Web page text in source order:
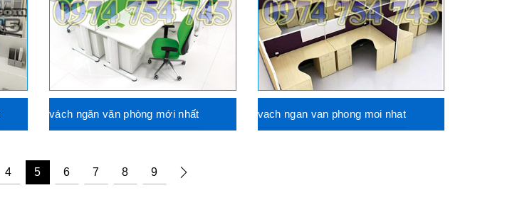
vách ngăn văn phòng mới nhất vach ngan van phong moi nhat
4 5 6 7 8 9